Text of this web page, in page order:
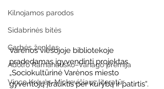
Kilnojamos parodos
Sidabrinės bitės
Garbės ženklas
Adolfo Ramanausko–Vanago premija
Vinco Krėvės-Mickevičiaus literatūr
Varėnos viešojoje bibliotekoje
pradedamas įgyvendinti projektas
„Sociokultūrinė Varėnos miesto
gyventojų įtrauktis per kūrybą ir patirtis“.